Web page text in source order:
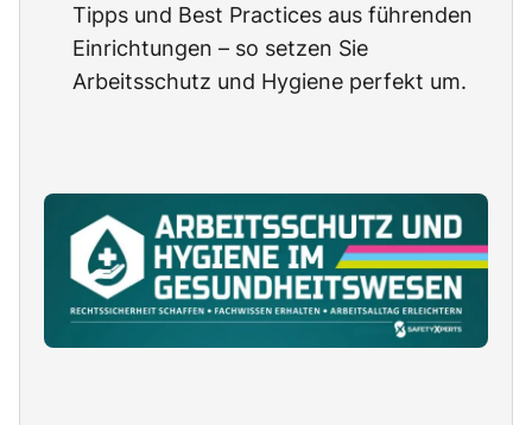
Tipps und Best Practices aus führenden
Einrichtungen – so setzen Sie
Arbeitsschutz und Hygiene perfekt um.